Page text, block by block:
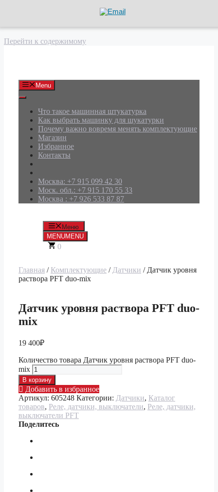
Перейти к содержимому
Menu
Что такое машинная штукатурка
Как выбрать машинку для шукатурки
Почему важно вовремя менять комплектующие
Магазин
Избранное
Контакты
Москва: +7 915 099 42 30
Моск. обл.: +7 915 170 55 33
Москва : +7 926 533 87 87
Меню
MENUMENU
0
Главная / Комплектующие / Датчики / Датчик уровня
раствора PFT duo-mix
Датчик уровня раствора PFT duo-
mix
19 400₽
Количество товара Датчик уровня раствора PFT duo-
mix
В корзину
Добавить в избранное
Артикул: 605248 Категории: Датчики, Каталог
товаров, Реле, датчики, выключатели, Реле, датчики,
выключатели PFT
Поделитесь